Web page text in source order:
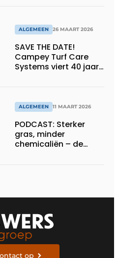
ALGEMEEN 26 MAART 2026
SAVE THE DATE!
Campey Turf Care
Systems viert 40 jaar
ALGEMEEN 11 MAART 2026
PODCAST: Sterker
gras, minder
chemicaliën – de
op